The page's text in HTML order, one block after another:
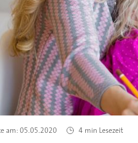
am:05.05.2020 4 min Lesezeit